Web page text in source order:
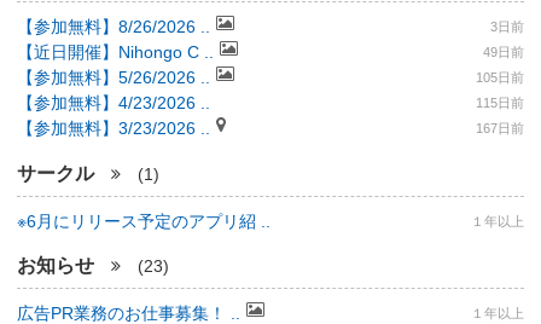
【参加無料】8/26/2026 .. 3日前
【近日開催】Nihongo C .. 49日前
【参加無料】5/26/2026 .. 105日前
【参加無料】4/23/2026 .. 115日前
【参加無料】3/23/2026 .. 167日前
サークル (1)
※6月にリリース予定のアプリ紹 .. １年以上
お知らせ (23)
広告PR業務のお仕事募集！ .. １年以上